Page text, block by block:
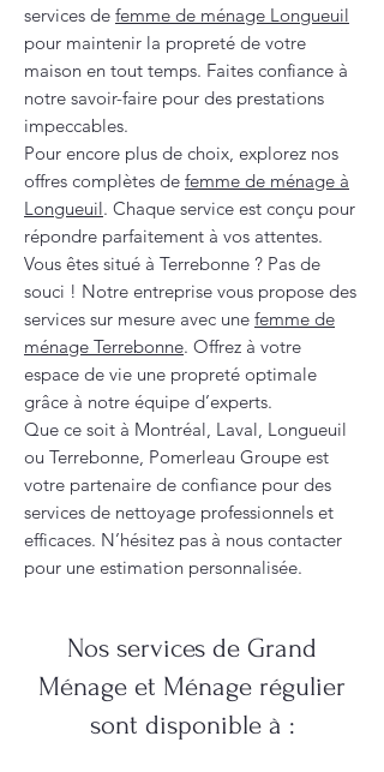
services de femme de ménage Longueuil
pour maintenir la propreté de votre
maison en tout temps. Faites confiance à
notre savoir-faire pour des prestations
impeccables.
Pour encore plus de choix, explorez nos
offres complètes de femme de ménage à
Longueuil. Chaque service est conçu pour
répondre parfaitement à vos attentes.
Vous êtes situé à Terrebonne ? Pas de
souci ! Notre entreprise vous propose des
services sur mesure avec une femme de
ménage Terrebonne. Offrez à votre
espace de vie une propreté optimale
grâce à notre équipe d’experts.
Que ce soit à Montréal, Laval, Longueuil
ou Terrebonne, Pomerleau Groupe est
votre partenaire de confiance pour des
services de nettoyage professionnels et
efficaces. N’hésitez pas à nous contacter
pour une estimation personnalisée.
Nos services de Grand
Ménage et Ménage régulier
sont disponible à :